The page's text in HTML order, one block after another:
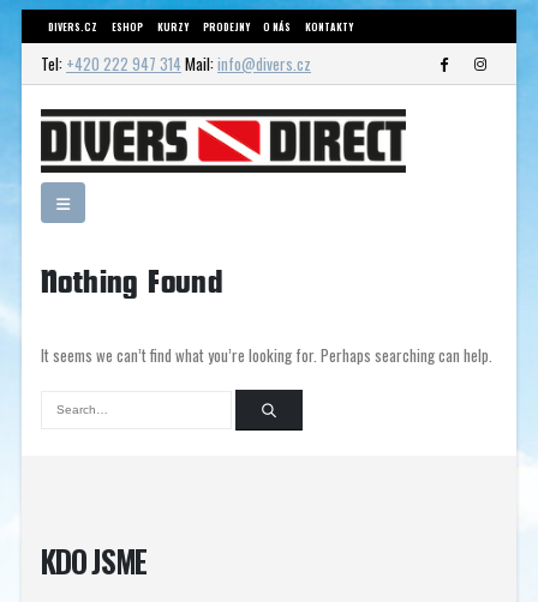
DIVERS.CZ ESHOP KURZY PRODEJNY O NÁS KONTAKTY
Tel: +420 222 947 314Mail:info@divers.cz
Nothing Found
It seems we can’t find what you’re looking for. Perhaps searching can help.
KDO JSME